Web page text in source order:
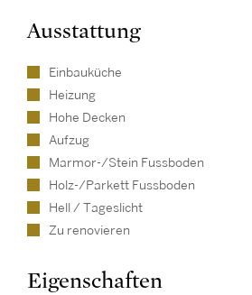
Ausstattung
Einbauküche
Heizung
Hohe Decken
Aufzug
Marmor-/Stein Fussboden
Holz-/Parkett Fussboden
Hell / Tageslicht
Zu renovieren
Eigenschaften